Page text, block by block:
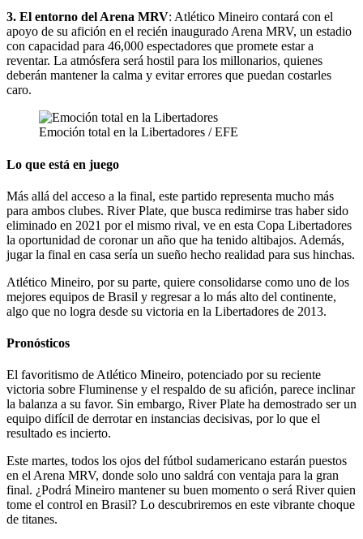
3. El entorno del Arena MRV: Atlético Mineiro contará con el
apoyo de su afición en el recién inaugurado Arena MRV, un estadio
con capacidad para 46,000 espectadores que promete estar a
reventar. La atmósfera será hostil para los millonarios, quienes
deberán mantener la calma y evitar errores que puedan costarles
caro.
Emoción total en la Libertadores / EFE
Lo que está en juego
Más allá del acceso a la final, este partido representa mucho más
para ambos clubes. River Plate, que busca redimirse tras haber sido
eliminado en 2021 por el mismo rival, ve en esta Copa Libertadores
la oportunidad de coronar un año que ha tenido altibajos. Además,
jugar la final en casa sería un sueño hecho realidad para sus hinchas.
Atlético Mineiro, por su parte, quiere consolidarse como uno de los
mejores equipos de Brasil y regresar a lo más alto del continente,
algo que no logra desde su victoria en la Libertadores de 2013.
Pronósticos
El favoritismo de Atlético Mineiro, potenciado por su reciente
victoria sobre Fluminense y el respaldo de su afición, parece inclinar
la balanza a su favor. Sin embargo, River Plate ha demostrado ser un
equipo difícil de derrotar en instancias decisivas, por lo que el
resultado es incierto.
Este martes, todos los ojos del fútbol sudamericano estarán puestos
en el Arena MRV, donde solo uno saldrá con ventaja para la gran
final. ¿Podrá Mineiro mantener su buen momento o será River quien
tome el control en Brasil? Lo descubriremos en este vibrante choque
de titanes.